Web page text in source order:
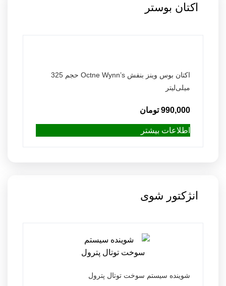
اکتان بوستر
اکتان بوس وینز بنفش Octne Wynn’s حجم 325
میلی‌لیتر
990,000 تومان
اطلاعات بیشتر
انژکتور شوی
شوینده سیستم سوخت توتال پترول